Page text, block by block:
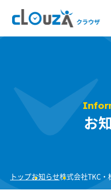
お
トップお知らせ株式会社TKC